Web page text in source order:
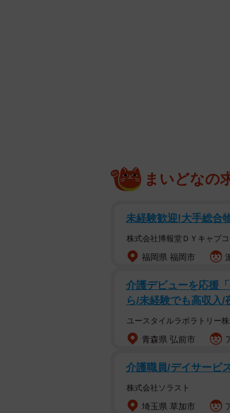
泣いちゃ
ママと遊んでいた、ニコ
出てくるのは、生後4カ月
唇が本当に愛おしい♡」
ちーちゃんはソファーに
うと、ママが撮影をしな
まいどなの
未経験歓迎!大手総合
株式会社博報堂ＤＹキャプコ
福岡県 福岡市
介護デビューを応援
ら/未経験でも高収入/
ユースタイルラボラトリー
青森県 弘前市
介護職員/デイサービ
株式会社ソラスト
埼玉県 草加市